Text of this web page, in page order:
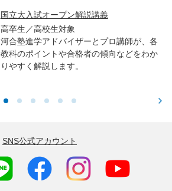
国立大入試オープン解説講義
高卒生／高校生対象
河合塾進学アドバイザーとプロ講師が、各
教科のポイントや合格者の傾向などをわか
りやすく解説します。
SNS公式アカウント